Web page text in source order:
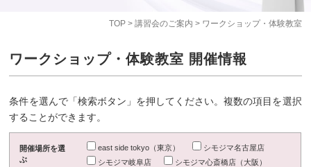
TOP> 講習会のご案内 > ワークショップ・体験教室
ワークショップ・体験教室 開催情報
条件を選んで「検索ボタン」を押してください。複数の項目を選択
することができます。
開催場所を選
ぶ
east side tokyo（東京）
シモジマ名古屋店
シモジマ岐阜店
シモジマ心斎橋店（大阪）